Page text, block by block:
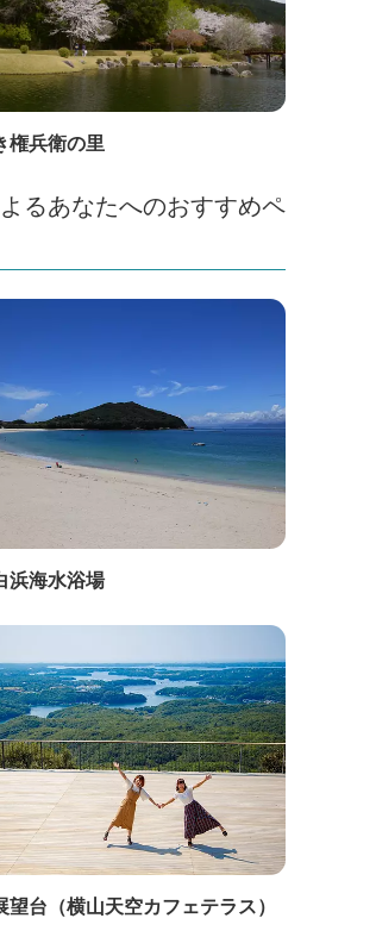
権兵衛の里
るあなたへのおすすめペ
浜海水浴場
望台（横山天空カフェテラス）